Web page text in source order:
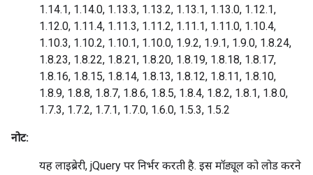
1.14.1, 1.14.0, 1.13.3, 1.13.2, 1.13.1, 1.13.0, 1.12.1,
1.12.0, 1.11.4, 1.11.3, 1.11.2, 1.11.1, 1.11.0, 1.10.4,
1.10.3, 1.10.2, 1.10.1, 1.10.0, 1.9.2, 1.9.1, 1.9.0, 1.8.24,
1.8.23, 1.8.22, 1.8.21, 1.8.20, 1.8.19, 1.8.18, 1.8.17,
1.8.16, 1.8.15, 1.8.14, 1.8.13, 1.8.12, 1.8.11, 1.8.10,
1.8.9, 1.8.8, 1.8.7, 1.8.6, 1.8.5, 1.8.4, 1.8.2, 1.8.1, 1.8.0,
1.7.3, 1.7.2, 1.7.1, 1.7.0, 1.6.0, 1.5.3, 1.5.2
नोट:
यह लाइब्रेरी, jQuery पर निर्भर करती है. इस मॉड्यूल को लोड करने